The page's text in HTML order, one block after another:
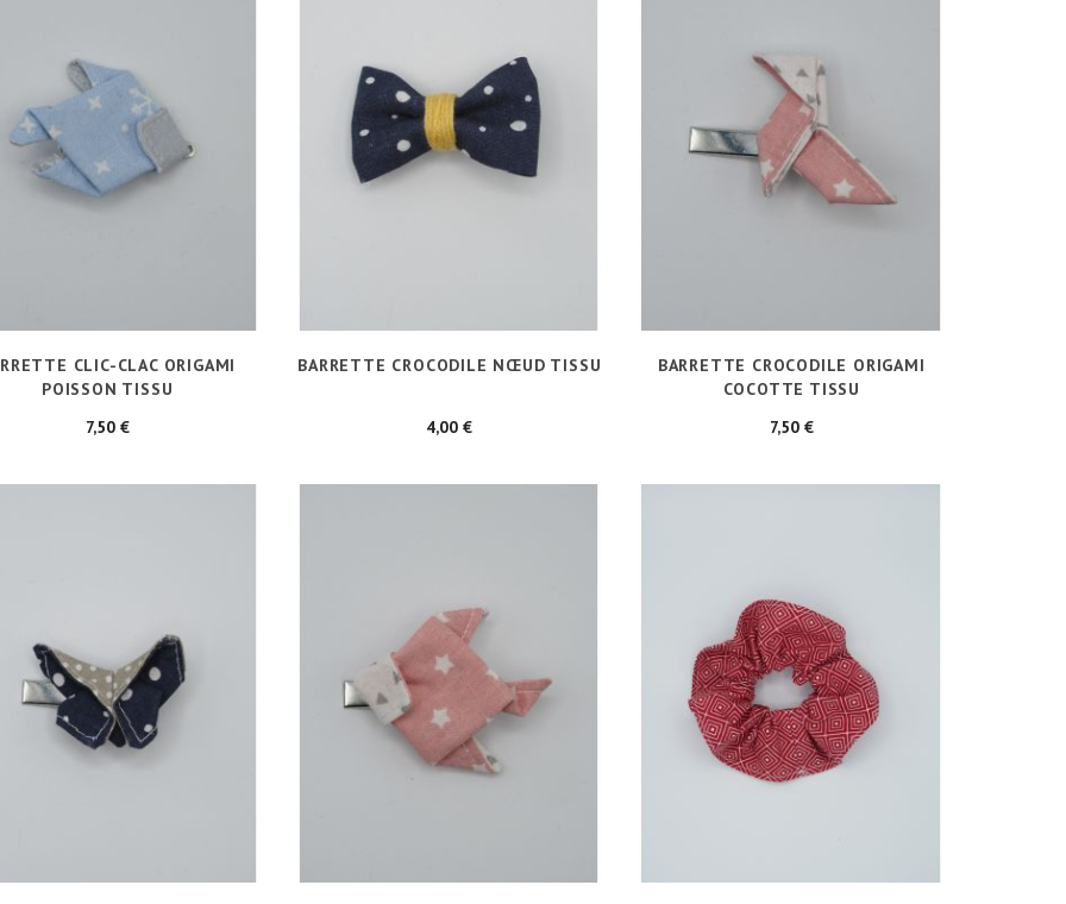
CLIC-CLAC ORIGAMI
POISSON TISSU
7,50 €Prix
BARRETTE CROCODILE NŒUD TISSU
4,00 €Prix
BARRETTE CROCODILE ORIGAMI
COCOTTE TISSU
7,50 €Prix